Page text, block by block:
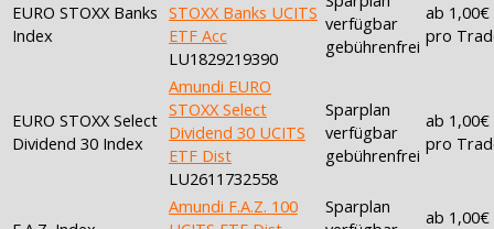
EURO STOXX Banks
Index
STOXX Banks UCITS
ETF Acc
LU1829219390
verfügbar
gebührenfrei
ab 1,00€
pro
EURO STOXX Select
Dividend 30 Index
Amundi EURO
STOXX Select
Dividend 30 UCITS
ETF Dist
LU2611732558
Sparplan
verfügbar
gebührenfrei
ab 1,00€
pro
Amundi F.A.Z. 100
Sparplan
ab 1,00€